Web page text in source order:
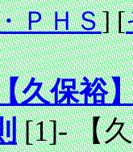
ＰＨＳ] [
久保裕
[1]-【